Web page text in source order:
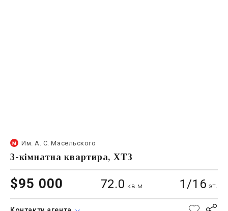
Им. А. С. Масельского
3-кімнатна квартира, ХТЗ
$95 000 72.0 кв.м 1/16 эт.